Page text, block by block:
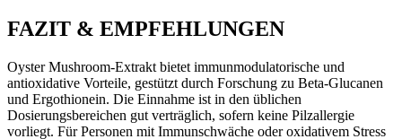
FAZIT & EMPFEHLUNGEN
Oyster Mushroom-Extrakt bietet immunmodulatorische und
antioxidative Vorteile, gestützt durch Forschung zu Beta-Glucanen
und Ergothionein. Die Einnahme ist in den üblichen
Dosierungsbereichen gut verträglich, sofern keine Pilzallergie
vorliegt. Für Personen mit Immunschwäche oder oxidativem Stress